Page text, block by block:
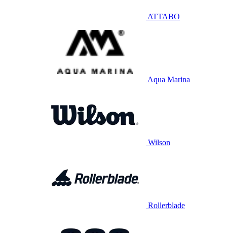
ATTABO
Aqua Marina
Wilson
Rollerblade